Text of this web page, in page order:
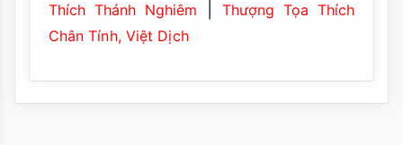
Thích Thánh Nghiêm
Thượng Tọa Thích
Chân Tính, Việt Dịch